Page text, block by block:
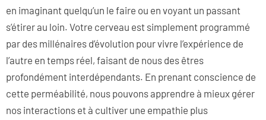
en imaginant quelqu’un le faire ou en voyant un passant
s’étirer au loin. Votre cerveau est simplement programmé
par des millénaires d’évolution pour vivre l’expérience de
l’autre en temps réel, faisant de nous des êtres
profondément interdépendants. En prenant conscience de
cette perméabilité, nous pouvons apprendre à mieux gérer
nos interactions et à cultiver une empathie plus